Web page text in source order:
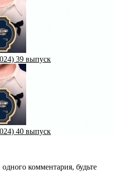
39 выпуск
40 выпуск
комментария, будьте